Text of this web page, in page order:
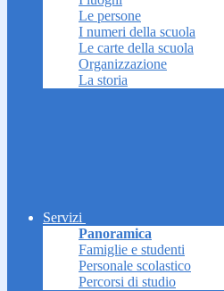
Le persone
I numeri della scuola
Le carte della scuola
Organizzazione
La storia
Servizi
Panoramica
Famiglie e studenti
Personale scolastico
Percorsi di studio